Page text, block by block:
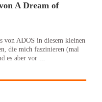
A Dream of
von ADOS in diesem kleinen
die mich faszinieren (mal
es aber vor ...